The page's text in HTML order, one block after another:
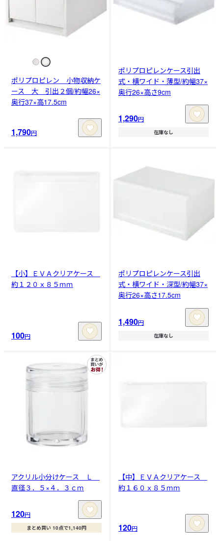
ポリプロピレン 小物収納ケ
ース 大 引出２個/約幅26×
奥行37×高17.5cm
1,790円
ポリプロピレンケース引出
式・横ワイド・薄型/約幅37×
奥行26×高さ9cm
1,290円
在庫なし
【小】ＥＶＡクリアケース
約１２０ｘ８５ｍｍ
100円
ポリプロピレンケース引出
式・横ワイド・深型/約幅37×
奥行26×高さ17.5cm
1,490円
在庫なし
アクリル小分けケース Ｌ
直径３．５×４．３ｃｍ
120円
まとめ買い 10点で1,140円
【中】ＥＶＡクリアケース
約１６０ｘ８５ｍｍ
120円